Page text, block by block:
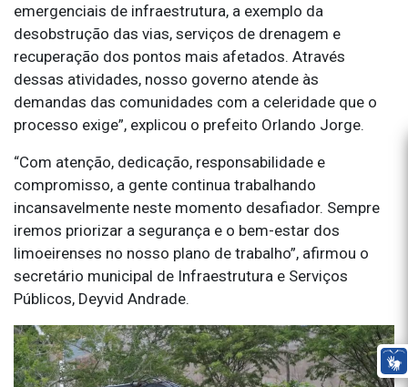
emergenciais de infraestrutura, a exemplo da
desobstrução das vias, serviços de drenagem e
recuperação dos pontos mais afetados. Através
dessas atividades, nosso governo atende às
demandas das comunidades com a celeridade que o
processo exige”, explicou o prefeito Orlando Jorge.
“Com atenção, dedicação, responsabilidade e
compromisso, a gente continua trabalhando
incansavelmente neste momento desafiador. Sempre
iremos priorizar a segurança e o bem-estar dos
limoeirenses no nosso plano de trabalho”, afirmou o
secretário municipal de Infraestrutura e Serviços
Públicos, Deyvid Andrade.